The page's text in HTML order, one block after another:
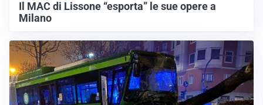
Il MAC di Lissone “esporta” le sue opere a
Milano